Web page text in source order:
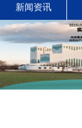
新闻资讯